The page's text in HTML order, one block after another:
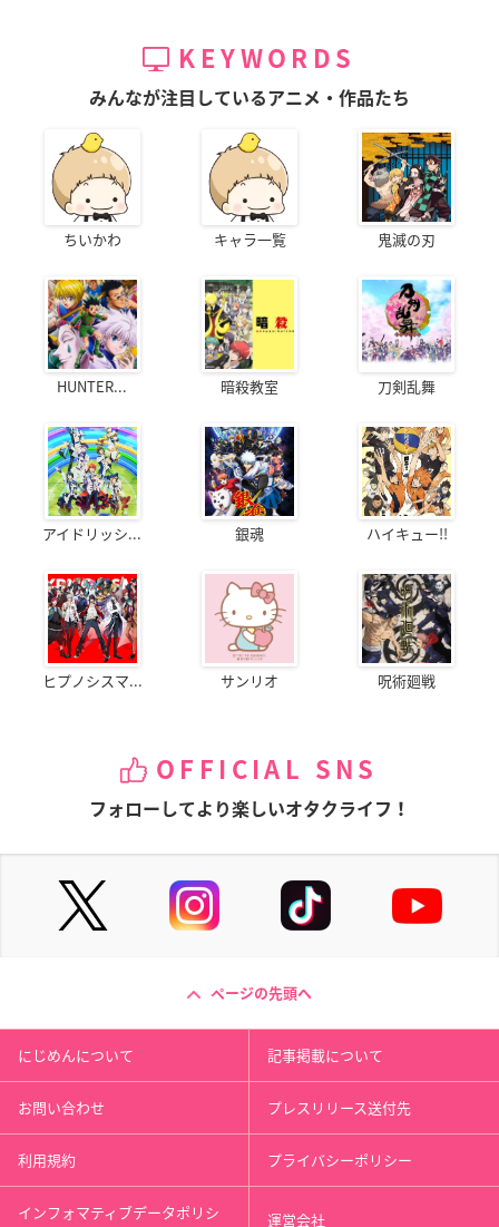
KEYWORDS
みんなが注目しているアニメ・作品たち
ちいかわ キャラ一覧 鬼滅の刃
HUNTER... 暗殺教室 刀剣乱舞
アイドリッシ... 銀魂 ハイキュー!!
ヒプノシスマ... サンリオ 呪術廻戦
OFFICIAL SNS
フォローしてより楽しいオタクライフ！
ページの先頭へ
にじめんについて 記事掲載について
お問い合わせ プレスリリース送付先
利用規約 プライバシーポリシー
インフォマティブデータポリシ 運営会社